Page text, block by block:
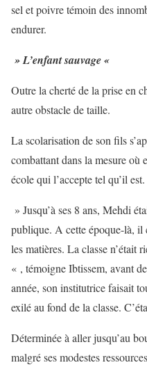
sel et poivre témoin des
endurer.
» L’enfant sauvage «
Outre la cherté de la prise en
autre obstacle de taille.
La scolarisation de son fils
combattant dans la mesure où
école qui l’accepte tel qu’il est.
» Jusqu’à ses 8 ans, Mehdi
publique. A cette époque-là, il
les matières. La classe n’était
« , témoigne Ibtissem, avant
année, son institutrice faisait
exilé au fond de la classe.
Déterminée à aller jusqu’au
malgré ses modestes